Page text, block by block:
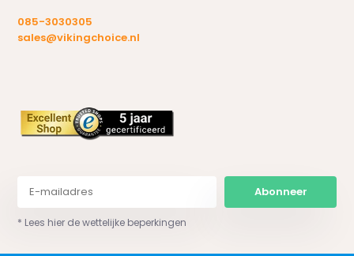
085-3030305
sales@vikingchoice.nl
Abonneer
* Lees hier de wettelijke beperkingen